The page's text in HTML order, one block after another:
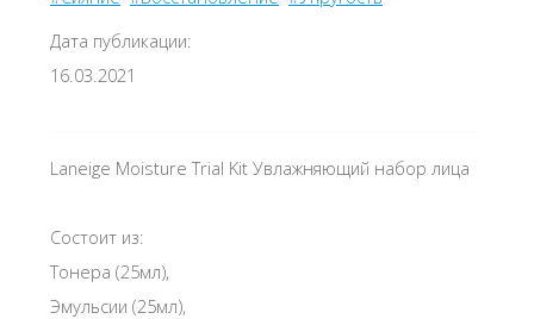
Дата публикации:
16.03.2021
Laneige Moisture Trial Kit Увлажняющий набор лица
Состоит из:
Тонера (25мл),
Эмульсии (25мл),